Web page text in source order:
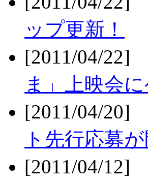
ップ更新！
[2011/04/22]
ま」上映会
[2011/04/20]
ト先行応募
[2011/04/12]